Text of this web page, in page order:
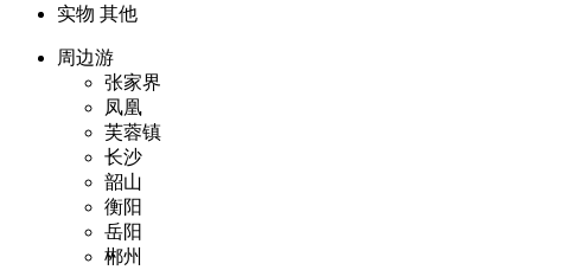
实物 其他
周边游
张家界
凤凰
芙蓉镇
长沙
韶山
衡阳
岳阳
郴州